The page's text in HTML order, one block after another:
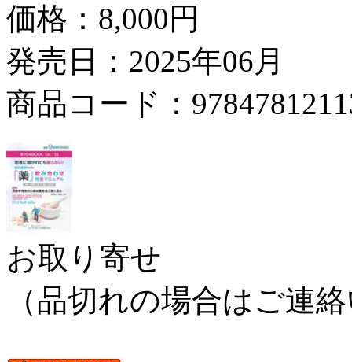
価格： 8,000円
発売日：2025年06月
商品コード：
お取り寄せ
（品切れの場合はご連